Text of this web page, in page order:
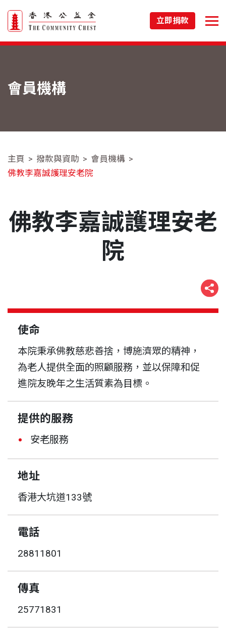
立即捐款
會員機構
主頁 撥款與資助
會員機構
佛教李嘉誠護理安老院
佛教李嘉誠護理安老
院
使命
本院秉承佛教慈悲善捨，博施濟眾的精神，
為老人提供全面的照顧服務，並以保障和促
進院友晚年之生活質素為目標。
提供的服務
安老服務
地址
香港大坑道133號
電話
28811801
傳真
25771831